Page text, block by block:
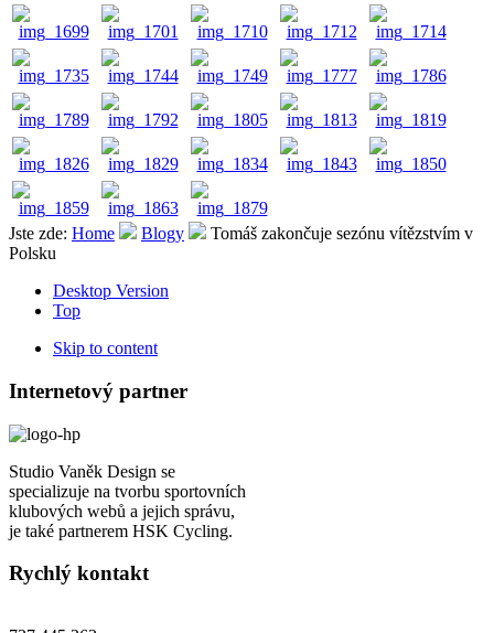
Jste zde: Home Blogy
Tomáš zakončuje sezónu vítězstvím v
Polsku
Desktop Version
Top
Skip to content
Internetový partner
Studio Vaněk Design se
specializuje na tvorbu sportovních
klubových webů a jejich správu,
je také partnerem HSK Cycling.
Rychlý kontakt